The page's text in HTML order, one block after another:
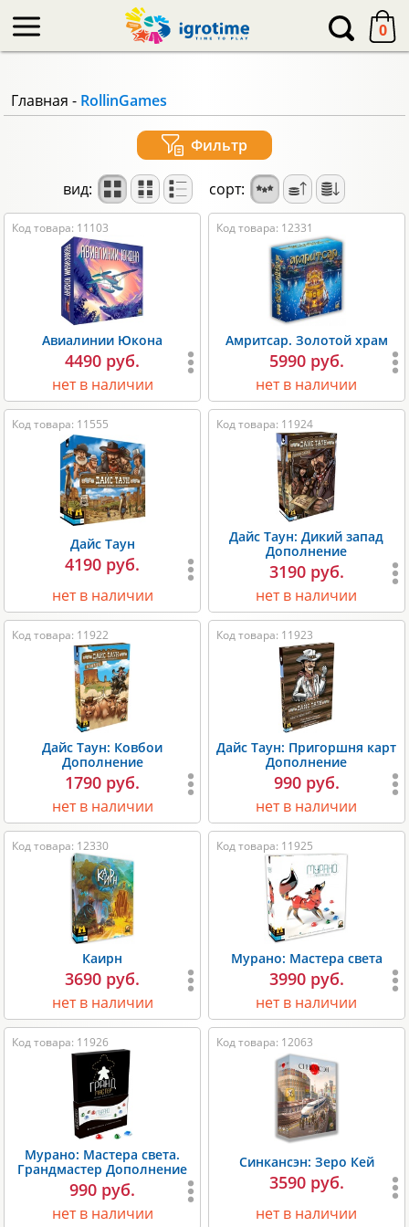
0
Главная - RollinGames
Фильтр
вид: сорт:
Код товара: 11103
Авиалинии Юкона
4490 руб.
нет в наличии
Код товара: 12331
Амритсар. Золотой храм
5990 руб.
нет в наличии
Код товара: 11555
Дайс Таун
4190 руб.
нет в наличии
Код товара: 11924
Дайс Таун: Дикий запад
Дополнение
3190 руб.
нет в наличии
Код товара: 11922
Дайс Таун: Ковбои
Дополнение
1790 руб.
нет в наличии
Код товара: 11923
Дайс Таун: Пригоршня карт
Дополнение
990 руб.
нет в наличии
Код товара: 12330
Каирн
3690 руб.
нет в наличии
Код товара: 11925
Мурано: Мастера света
3990 руб.
нет в наличии
Код товара: 11926
Мурано: Мастера света.
Грандмастер Дополнение
990 руб.
нет в наличии
Код товара: 12063
Синкансэн: Зеро Кей
3590 руб.
нет в наличии